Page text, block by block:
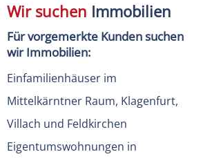
Wir suchen Immobilien
Für vorgemerkte Kunden suchen
wir Immobilien:
Einfamilienhäuser im
Mittelkärntner Raum, Klagenfurt,
Villach und Feldkirchen
Eigentumswohnungen in